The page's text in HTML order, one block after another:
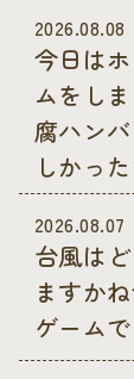
2026.08.08
今日は
ムをし
腐ハン
しかっ
2026.08.07
台風は
ますか
ゲーム